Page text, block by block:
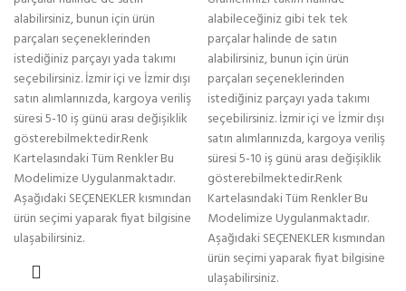
alabilirsiniz, bunun için ürün
parçaları seçeneklerinden
istediğiniz parçayı yada takımı
seçebilirsiniz. İzmir içi ve İzmir dışı
satın alımlarınızda, kargoya veriliş
süresi 5-10 iş günü arası değişiklik
gösterebilmektedir.Renk
Kartelasındaki Tüm Renkler Bu
Modelimize Uygulanmaktadır.
Aşağıdaki SEÇENEKLER kısmından
ürün seçimi yaparak fiyat bilgisine
ulaşabilirsiniz.
alabileceğiniz gibi tek tek
parçalar halinde de satın
alabilirsiniz, bunun için ürün
parçaları seçeneklerinden
istediğiniz parçayı yada takımı
seçebilirsiniz. İzmir içi ve İzmir dışı
satın alımlarınızda, kargoya veriliş
süresi 5-10 iş günü arası değişiklik
gösterebilmektedir.Renk
Kartelasındaki Tüm Renkler Bu
Modelimize Uygulanmaktadır.
Aşağıdaki SEÇENEKLER kısmından
ürün seçimi yaparak fiyat bilgisine
ulaşabilirsiniz.